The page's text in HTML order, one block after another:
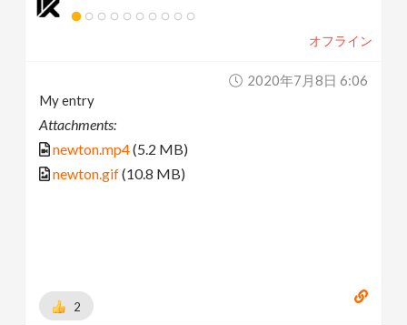
オフライン
2020年7月8日 6:06
My entry
Attachments:
newton.mp4(5.2 MB)
newton.gif(10.8 MB)
2